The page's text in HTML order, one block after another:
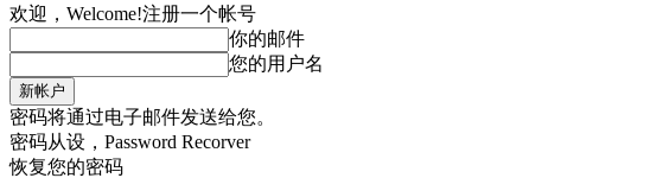
欢迎，Welcome!注册一个帐号
你的邮件
您的用户名
密码将通过电子邮件发送给您。
密码从设，Password Recorver
恢复您的密码